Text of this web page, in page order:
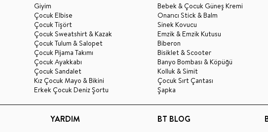
Giyim
Çocuk Elbise
Çocuk Tişört
Çocuk Sweatshirt & Kazak
Çocuk Tulum & Salopet
Çocuk Pijama Takımı
Çocuk Ayakkabı
Çocuk Sandalet
Kız Çocuk Mayo & Bikini
Erkek Çocuk Deniz Şortu
Bebek & Çocuk Güneş Kremi
Onarıcı Stick & Balm
Sinek Kovucu
Emzik & Emzik Kutusu
Biberon
Bisiklet & Scooter
Banyo Bombası & Köpüğü
Kolluk & Simit
Çocuk Sırt Çantası
Şapka
YARDIM BT BLOG